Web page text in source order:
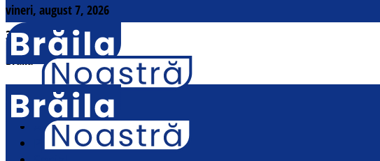
vineri, august 7, 2026
31°c
Brăila
Contact
Actualitate
Politic